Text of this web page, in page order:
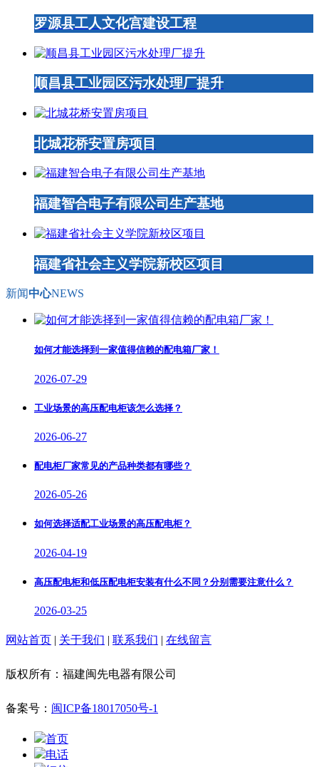
罗源县工人文化宫建设工程
顺昌县工业园区污水处理厂提升
北城花桥安置房项目
福建智合电子有限公司生产基地
福建省社会主义学院新校区项目
新闻中心NEWS
如何才能选择到一家值得信赖的配电箱厂家！
2026-07-29
工业场景的高压配电柜该怎么选择？
2026-06-27
配电柜厂家常见的产品种类都有哪些？
2026-05-26
如何选择适配工业场景的高压配电柜？
2026-04-19
高压配电柜和低压配电柜安装有什么不同？分别需要注意什么？
2026-03-25
网站首页 | 关于我们 | 联系我们 | 在线留言
版权所有：福建闽先电器有限公司
备案号： 闽ICP备18017050号-1
首页
电话